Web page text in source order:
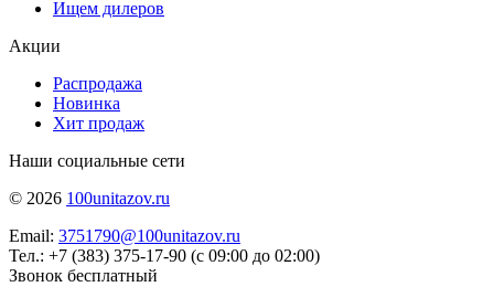
Ищем дилеров
Акции
Распродажа
Новинка
Хит продаж
Наши социальные сети
© 2026 100unitazov.ru
Email: 3751790@100unitazov.ru
Тел.: +7 (383) 375-17-90 (с 09:00 до 02:00)
Звонок бесплатный